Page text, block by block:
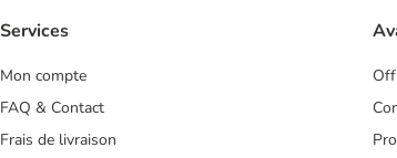
Services
Mon compte
FAQ & Contact
Frais de livraison